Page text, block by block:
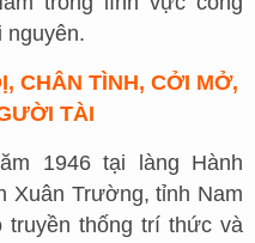
nguyên.
CHÂN TÌNH, CỞI MỞ,
TÀI
1946 tại làng Hành
Xuân Trường, tỉnh Nam
thống trí thức và